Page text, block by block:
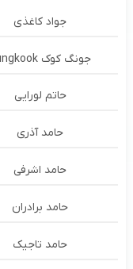
جواد کاغذی
جونگ کوک Jungkook
حاتم لورایی
حامد آذری
حامد اشرفی
حامد برادران
حامد تاجیک